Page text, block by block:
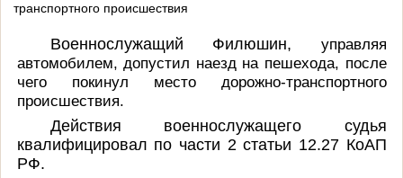
транспортного происшествия
Военнослужащий Филюшин, управляя
автомобилем, допустил наезд на пешехода, после
чего покинул место дорожно-транспортного
происшествия.
Действия военнослужащего судья
квалифицировал по части 2 статьи 12.27 КоАП
РФ.